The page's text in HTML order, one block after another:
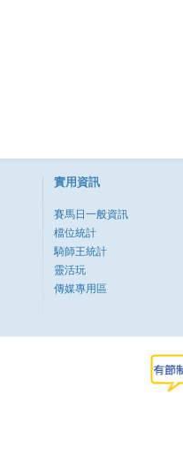
實用資訊
賽馬日一般資訊
檔位統計
騎師王統計
靈活玩
傳媒專用區